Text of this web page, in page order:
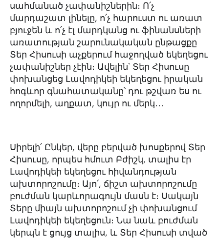
սահմանած չափանիշներին։ Ո՛չ
մարդաշատ լինելը, ո՛չ հարուստ ու առատ
բյուջեն և ո՛չ էլ մարդկանց ու ֆինանսների
առատության շարունակական ընթացքը
Տեր Հիսուսի աչքերում հաջողված եկեղեցու
չափանիշներ չէին։ Ավելին՝ Տեր Հիսուսը
փոխանցեց Լավոդիկեի եկեղեցու իրական
հոգևոր գնահատականը՝ դու թշվառ ես ու
ողորմելի, աղքատ, կույր ու մերկ․․․
Սիրելի՛ Ընկեր, վերը բերված խոսքերով Տեր
Հիսուսը, որպես հմուտ Բժիշկ, տալիս էր
Լավոդիկեի եկեղեցու հիվանդության
ախտորոշումը։ Այո՛, ճիշտ ախտորոշումը
բուժման կարևորագույն մասն է։ Սակայն
Տերը միայն ախտորոշում չի փոխանցում
Լավոդիկեի եկեղեցուն։ Նա նաև բուժման
կերպն է ցույց տալիս, և Տեր Հիսուսի տված